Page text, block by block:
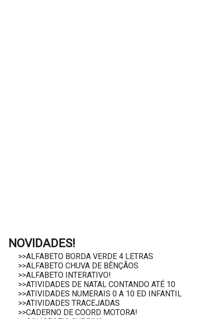
NOVIDADES!
>>ALFABETO BORDA VERDE 4 LETRAS
>>ALFABETO CHUVA DE BÊNÇÃOS
>>ALFABETO INTERATIVO!
>>ATIVIDADES DE NATAL CONTANDO ATÉ 10
>>ATIVIDADES NUMERAIS 0 A 10 ED INFANTIL
>>ATIVIDADES TRACEJADAS
>>CADERNO DE COORD MOTORA!